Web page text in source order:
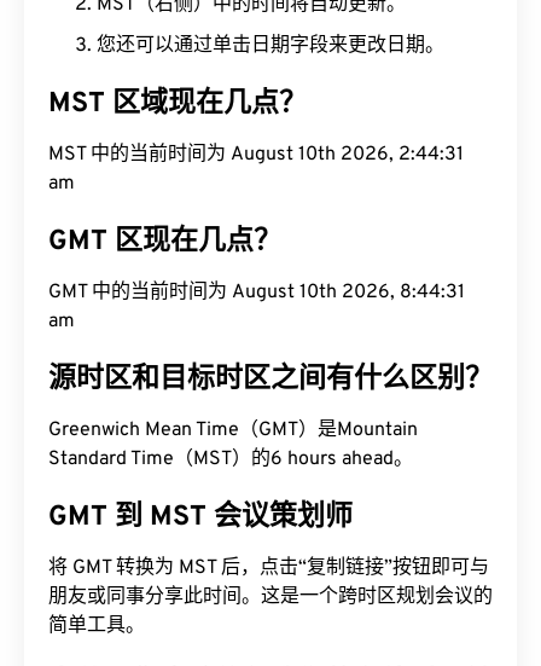
MST（右侧）中的时间将自动更新。
您还可以通过单击日期字段来更改日期。
MST 区域现在几点？
MST 中的当前时间为 August 10th 2026, 2:44:32
am
GMT 区现在几点？
GMT 中的当前时间为 August 10th 2026, 8:44:32
am
源时区和目标时区之间有什么区别？
Greenwich Mean Time（GMT）是Mountain
Standard Time（MST）的6 hours ahead。
GMT 到 MST 会议策划师
将 GMT 转换为 MST 后，点击“复制链接”按钮即可与
朋友或同事分享此时间。这是一个跨时区规划会议的
简单工具。